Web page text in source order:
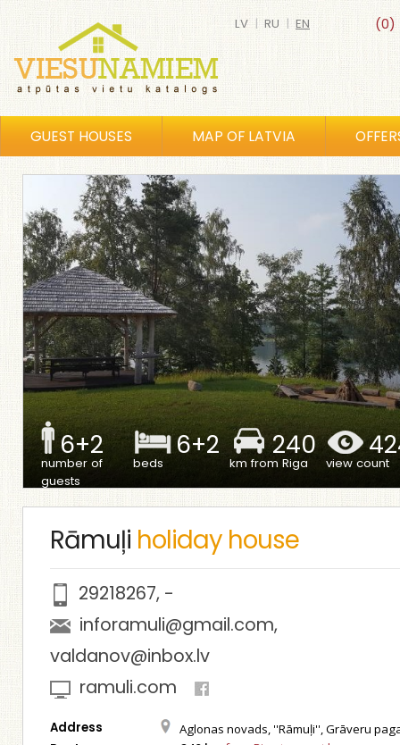
(0)
LV | RU | EN
GUEST HOUSES MAP OF LATVIA
6+2
number of
guests
6+2
beds
240
km from Riga view count
Rāmuļi holiday house
29218267, -
inforamuli@gmail.com,
valdanov@inbox.lv
ramuli.com
Address Aglonas novads, ''Rāmuļi'', Grāveru